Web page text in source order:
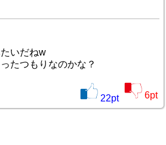
いだねw
たつもりなのかな？
22pt 6pt